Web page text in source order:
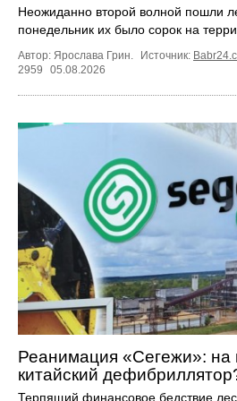
Неожиданно второй волной пошли
понедельник их было сорок на
Автор: Ярослава Грин. Источник:
2959
05.08.2026
Реанимация «Сегежи»: на
китайский
Терпящий финансовое бедствие